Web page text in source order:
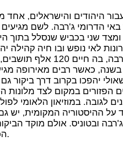
היהודים והישראלים, אחד
באי הדרומי ג'רבה. לשם
ומצד שני בכביש שנסלל בתוך
לג'רבה, בה חיים
בשנה, כאשר רבים מאירופה
יהפכו בקרוב דרך ביקור
הפזורים במקום לצד מלונות
לגובה. במוזיאון הלאומי
על ההיסטוריה המקומית, יש
ובטוניס. אולם מוקד
הכנסת היהודי העתיק של האי.